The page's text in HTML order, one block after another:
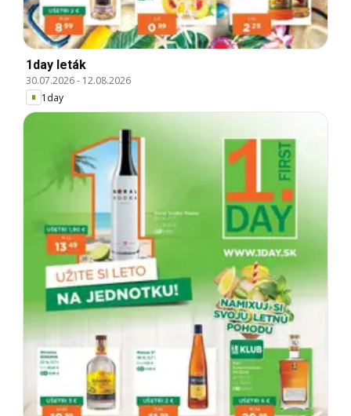
1day leták
30.07.2026- 12.08.2026
1day